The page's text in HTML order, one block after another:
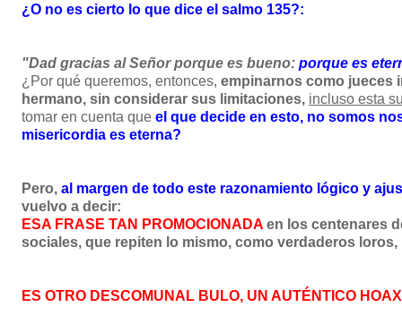
¿O no es cierto lo que dice el salmo 135?:
"Dad gracias al Señor porque es bueno: porque es
¿Por qué queremos, entonces, empinarnos como jueces
hermano, sin considerar sus limitaciones, incluso esta
tomar en cuenta que el que decide en esto, no somos
misericordia es eterna?
Pero, al margen de todo este razonamiento lógico y
vuelvo a decir:
ESA FRASE TAN PROMOCIONADA en los centenares
sociales, que repiten lo mismo, como verdaderos
ES OTRO DESCOMUNAL BULO, UN AUTÉNTICO